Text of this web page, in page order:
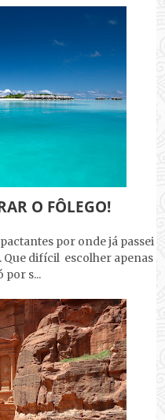
O FÔLEGO!
por onde já passei
Que difícil escolher apenas
por s...